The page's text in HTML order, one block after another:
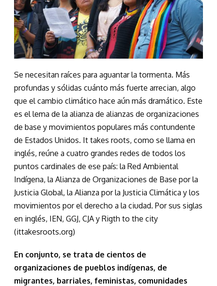
Se necesitan raíces para aguantar la tormenta. Más
profundas y sólidas cuánto más fuerte arrecian, algo
que el cambio climático hace aún más dramático. Este
es el lema de la alianza de alianzas de organizaciones
de base y movimientos populares más contundente
de Estados Unidos. It takes roots, como se llama en
inglés, reúne a cuatro grandes redes de todos los
puntos cardinales de ese país: la Red Ambiental
Indígena, la Alianza de Organizaciones de Base por la
Justicia Global, la Alianza por la Justicia Climática y los
movimientos por el derecho a la ciudad. Por sus siglas
en inglés, IEN, GGJ, CJA y Rigth to the city
(ittakesroots.org)
En conjunto, se trata de cientos de
organizaciones de pueblos indígenas, de
migrantes, barriales, feministas, comunidades